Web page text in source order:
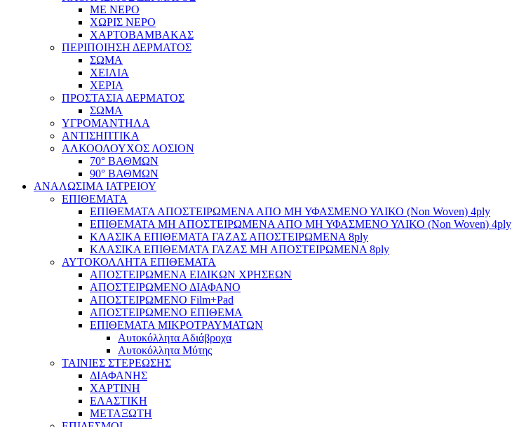
ΜΕ ΝΕΡΟ
ΧΩΡΙΣ ΝΕΡΟ
ΧΑΡΤΟΒΑΜΒΑΚΑΣ
ΠΕΡΙΠΟΙΗΣΗ ΔΕΡΜΑΤΟΣ
ΣΩΜΑ
ΧΕΙΛΙΑ
ΧΕΡΙΑ
ΠΡΟΣΤΑΣΙΑ ΔΕΡΜΑΤΟΣ
ΣΩΜΑ
ΥΓΡΟΜΑΝΤΗΛΑ
ΑΝΤΙΣΗΠΤΙΚΑ
ΑΛΚΟΟΛΟΥΧΟΣ ΛΟΣΙΟΝ
70° ΒΑΘΜΩΝ
90° ΒΑΘΜΩΝ
ΑΝΑΛΩΣΙΜΑ ΙΑΤΡΕΙΟΥ
ΕΠΙΘΕΜΑΤΑ
ΕΠΙΘΕΜΑΤΑ ΑΠΟΣΤΕΙΡΩΜΕΝΑ ΑΠΟ ΜΗ ΥΦΑΣΜΕΝΟ ΥΛΙΚΟ (Non Woven) 4ply
ΕΠΙΘΕΜΑΤΑ ΜΗ ΑΠΟΣΤΕΙΡΩΜΕΝΑ ΑΠΟ ΜΗ ΥΦΑΣΜΕΝΟ ΥΛΙΚΟ (Non Woven) 4ply
ΚΛΑΣΙΚΑ ΕΠΙΘΕΜΑΤΑ ΓΑΖΑΣ ΑΠΟΣΤΕΙΡΩΜΕΝΑ 8ply
ΚΛΑΣΙΚΑ ΕΠΙΘΕΜΑΤΑ ΓΑΖΑΣ ΜΗ ΑΠΟΣΤΕΙΡΩΜΕΝΑ 8ply
ΑΥΤΟΚΟΛΛΗΤΑ ΕΠΙΘΕΜΑΤΑ
ΑΠΟΣΤΕΙΡΩΜΕΝΑ ΕΙΔΙΚΩΝ ΧΡΗΣΕΩΝ
ΑΠΟΣΤΕΙΡΩΜΕΝΟ ΔΙΑΦΑΝΟ
ΑΠΟΣΤΕΙΡΩΜΕΝΟ Film+Pad
ΑΠΟΣΤΕΙΡΩΜΕΝΟ ΕΠΙΘΕΜΑ
ΕΠΙΘΕΜΑΤΑ ΜΙΚΡΟΤΡΑΥΜΑΤΩΝ
Αυτοκόλλητα Αδιάβροχα
Αυτοκόλλητα Μύτης
ΤΑΙΝΙΕΣ ΣΤΕΡΕΩΣΗΣ
ΔΙΑΦΑΝΗΣ
ΧΑΡΤΙΝΗ
ΕΛΑΣΤΙΚΗ
ΜΕΤΑΞΩΤΗ